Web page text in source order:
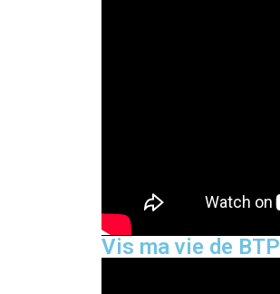
Vis ma vie de BTP